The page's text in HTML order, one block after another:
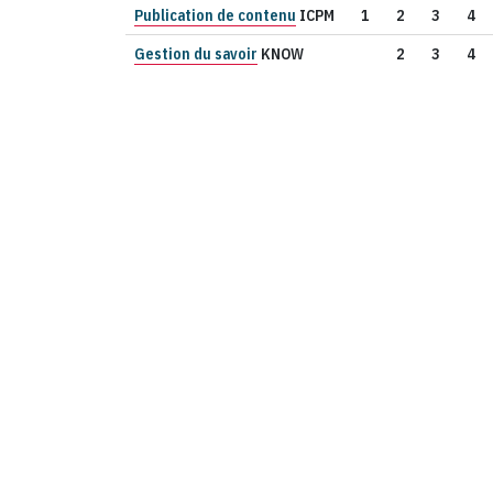
Publication de contenu ICPM 1 2 3 4
Gestion du savoir KNOW 2 3 4